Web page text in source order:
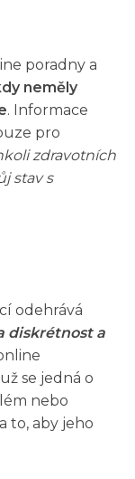
poradny a
neměly
. Informace
pro
zdravotních
stav s
odehrává
diskrétnost a
se jedná o
nebo
to, aby jeho